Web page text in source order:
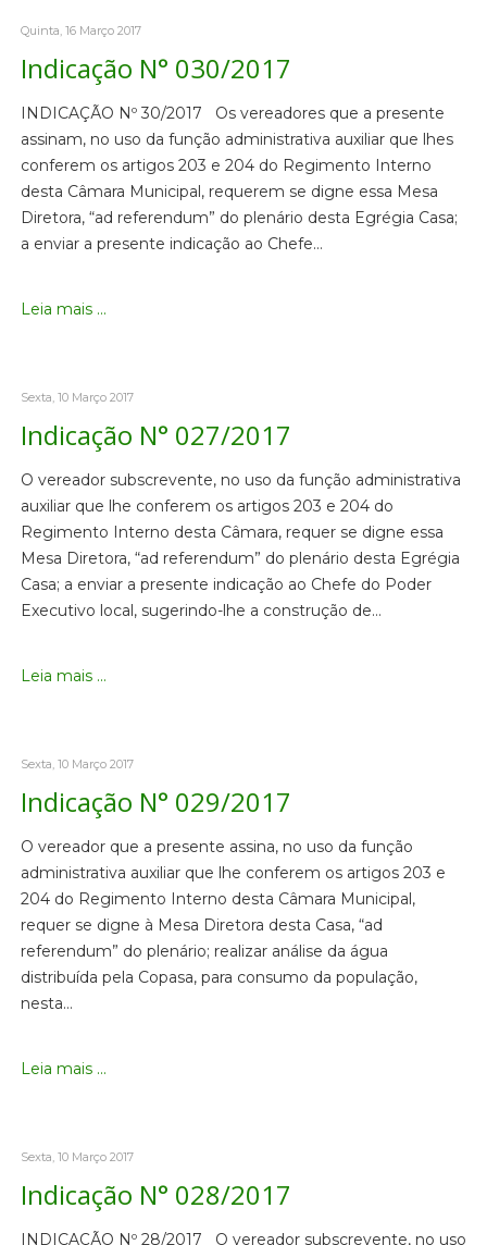
Quinta, 16 Março 2017
Indicação N° 030/2017
INDICAÇÃO Nº 30/2017 Os vereadores que a presente
assinam, no uso da função administrativa auxiliar que lhes
conferem os artigos 203 e 204 do Regimento Interno
desta Câmara Municipal, requerem se digne essa Mesa
Diretora, “ad referendum” do plenário desta Egrégia Casa;
a enviar a presente indicação ao Chefe…
Leia mais ...
Sexta, 10 Março 2017
Indicação N° 027/2017
O vereador subscrevente, no uso da função administrativa
auxiliar que lhe conferem os artigos 203 e 204 do
Regimento Interno desta Câmara, requer se digne essa
Mesa Diretora, “ad referendum” do plenário desta Egrégia
Casa; a enviar a presente indicação ao Chefe do Poder
Executivo local, sugerindo-lhe a construção de…
Leia mais ...
Sexta, 10 Março 2017
Indicação N° 029/2017
O vereador que a presente assina, no uso da função
administrativa auxiliar que lhe conferem os artigos 203 e
204 do Regimento Interno desta Câmara Municipal,
requer se digne à Mesa Diretora desta Casa, “ad
referendum” do plenário; realizar análise da água
distribuída pela Copasa, para consumo da população,
nesta…
Leia mais ...
Sexta, 10 Março 2017
Indicação N° 028/2017
INDICAÇÃO Nº 28/2017 O vereador subscrevente, no uso